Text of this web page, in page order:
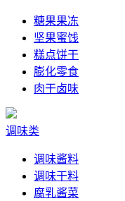
糖果果冻
坚果蜜饯
糕点饼干
膨化零食
肉干卤味
调味类
调味酱料
调味干料
腐乳酱菜